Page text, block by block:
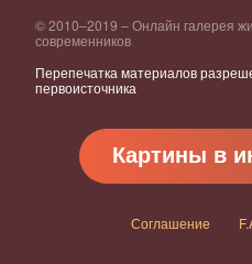
© 2010–2019 – Онлайн галерея
современников
Перепечатка материалов
первоисточника
Картины в
Соглашение